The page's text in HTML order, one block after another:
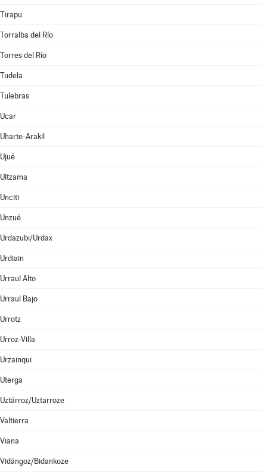
Tirapu
Torralba del Río
Torres del Río
Tudela
Tulebras
Ucar
Uharte-Arakil
Ujué
Ultzama
Unciti
Unzué
Urdazubi/Urdax
Urdiain
Urraul Alto
Urraul Bajo
Urrotz
Urroz-Villa
Urzainqui
Uterga
Uztárroz/Uztarroze
Valtierra
Viana
Vidángoz/Bidankoze